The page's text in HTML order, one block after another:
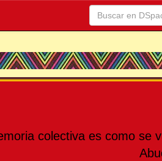
colectiva es como se